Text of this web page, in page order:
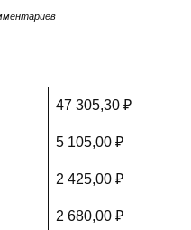
47 305,30 ₽
5 105,00 ₽
2 425,00 ₽
2 680,00 ₽